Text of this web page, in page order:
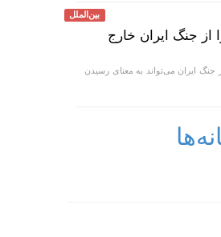
بین‌الملل
از جنگ ایران خارج
ایران می‌تواند به معنای رسیدن